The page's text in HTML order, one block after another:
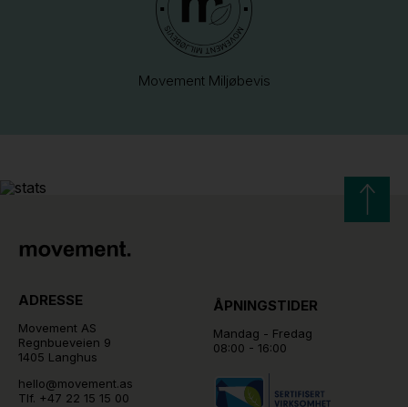
Movement Miljøbevis
ADRESSE
Movement AS
Regnbueveien 9
1405 Langhus
hello@movement.as
Tlf. +47 22 15 15 00
ÅPNINGSTIDER
Mandag - Fredag
08:00 - 16:00